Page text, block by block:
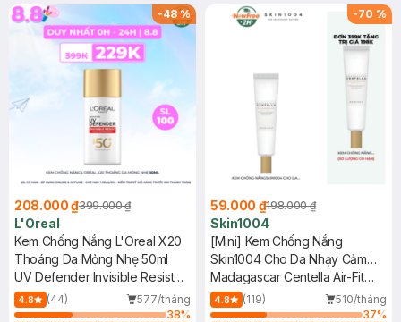
SPF 50+ 20ml (SL Có Hạn)
-48%
208.000 ₫399.000 ₫
L'Oreal
Kem Chống Nắng L'Oreal X20
Thoáng Da Mỏng Nhẹ 50ml
UV Defender Invisible Resist
Daily Sunscreen SPF50+
PA++++
4.8 (44)
577/tháng
38%
-70 %
59.000 ₫198.000 ₫
Skin1004
[Mini] Kem Chống Nắng
Skin1004 Cho Da Nhạy Cảm
SPF 50+ 20ml
Madagascar Centella Air-Fit
Suncream Plus SPF50+
PA++++
4.8 (119)
510/tháng
37%